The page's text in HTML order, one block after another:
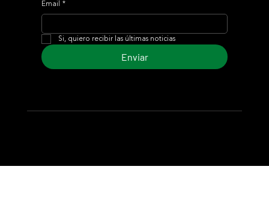
Email *
Si, quiero recibir las últimas noticias
Enviar